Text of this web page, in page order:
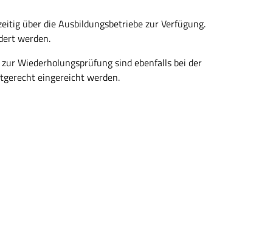
über die Ausbildungsbetriebe zur Verfügung.
werden.
Wiederholungsprüfung sind ebenfalls bei der
eingereicht werden.